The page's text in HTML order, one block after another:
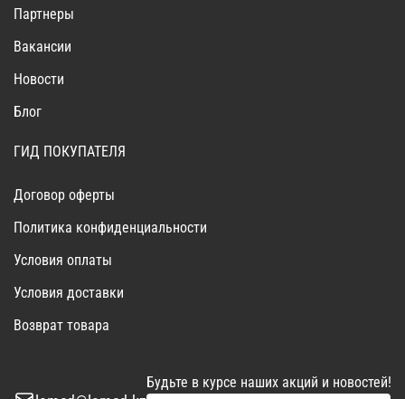
Партнеры
Вакансии
Новости
Блог
ГИД ПОКУПАТЕЛЯ
Договор оферты
Политика конфиденциальности
Условия оплаты
Условия доставки
Возврат товара
Будьте в курсе наших акций и новостей!